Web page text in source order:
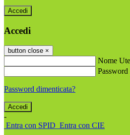
Accedi
Accedi
button close ×
Nome
Password
Password dimenticata?
-
Entra con SPID Entra con CIE